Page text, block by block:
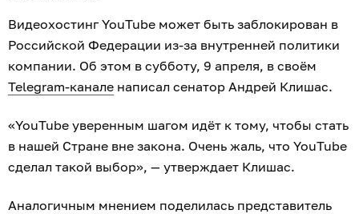
Видеохостинг YouTube может быть заблокирован в
Российской Федерации из-за внутренней политики
компании. Об этом в субботу, 9 апреля, в своём
Telegram-канале написал сенатор Андрей Клишас.
«YouTube уверенным шагом идёт к тому, чтобы стать
в нашей Стране вне закона. Очень жаль, что YouTube
сделал такой выбор», — утверждает Клишас.
Аналогичным мнением поделилась представитель